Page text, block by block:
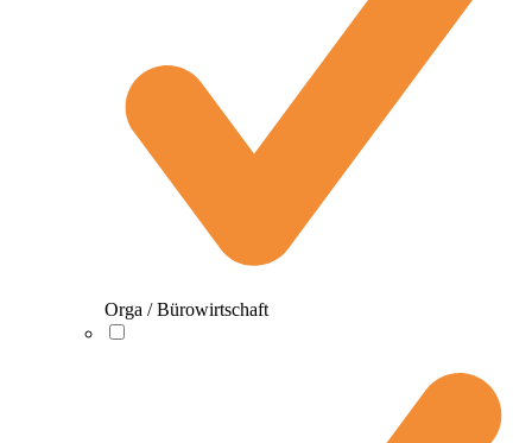
Orga / Bürowirtschaft